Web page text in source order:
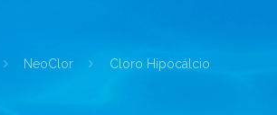
NeoClor Cloro Hipocálcio